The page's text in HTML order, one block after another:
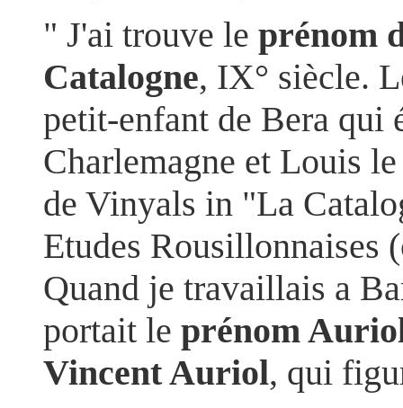
" J'ai trouve le prénom
Catalogne, IX° siècle.
petit-enfant de Bera qui
Charlemagne et Louis
de Vinyals in "La
Etudes Rousillonnaises
Quand je travaillais a
portait le prénom
Vincent Auriol, qui